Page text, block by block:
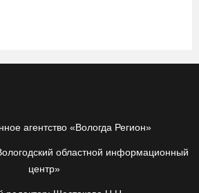
агентство «Вологда Регион»
областной информационный
центр»